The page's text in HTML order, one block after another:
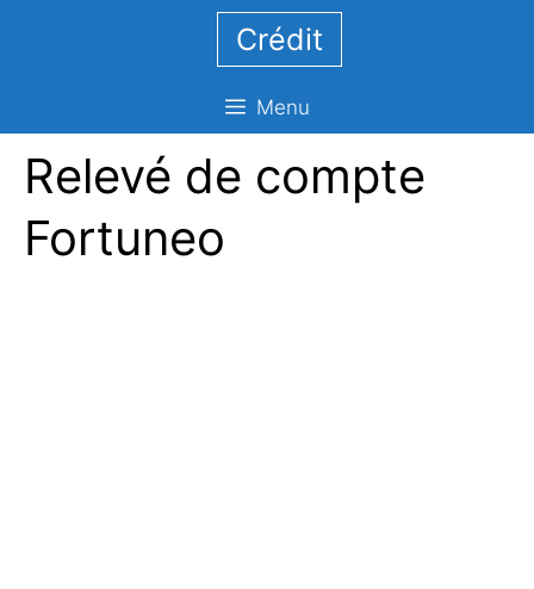
Crédit
Menu
Relevé de compte
Fortuneo